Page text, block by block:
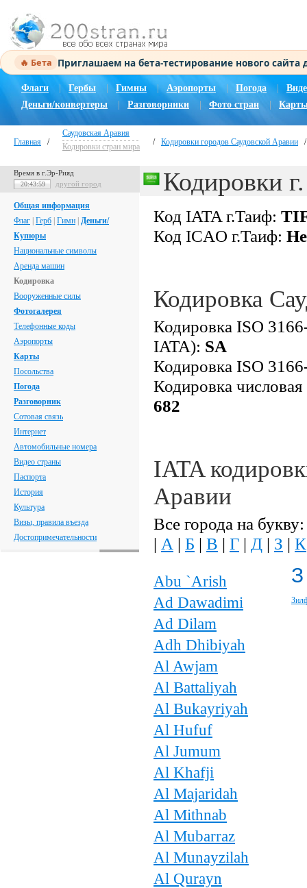
🔥 Бета Приглашаем на бета-тестирование нового
Флаги Гербы Гимны | Аэропорты Погода |
Деньги/конвертеры
Разговорники Фото стран
Главная /
Саудовская Аравия
Кодировки стран мира
/ Кодировки городов Саудовской Аравии
Время в г.Эр-Рияд
20:44:00 другой город
Общая информация
Флаг Герб Гимн Деньги/
Купюры
Национальные символы
Аренда машин
Кодировка
Вооруженные силы
Фотогалерея
Телефонные коды
Аэропорты
Карты
Посольства
Погода
Разговорник
Сотовая связь
Интернет
Автомобильные номера
Видео страны
Паспорта
История
Культура
Визы, правила въезда
Достопримечательности
Кодировки
Код IATA г.Таиф:
Код ICAO г.Таиф:
Кодировка
Кодировка ISO
IATA): SA
Кодировка ISO
Кодировка
682
IATA
Аравии
Все города на букву:
| А | Б | В | Г | Д | З | К
Abu `Arish
Ad Dawadimi
Ad Dilam
Adh Dhibiyah
Al Awjam
Al Battaliyah
Al Bukayriyah
Al Hufuf
Al Jumum
Al Khafji
Al Majaridah
Al Mithnab
Al Mubarraz
Al Munayzilah
Al Qurayn
З